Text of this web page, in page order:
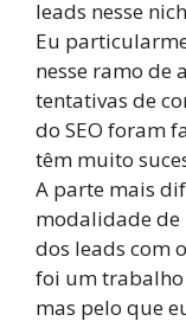
leads nesse
Eu
nesse ramo de
tentativas de
do SEO foram
têm muito
A parte mais
modalidade de
dos leads com
foi um
mas pelo que